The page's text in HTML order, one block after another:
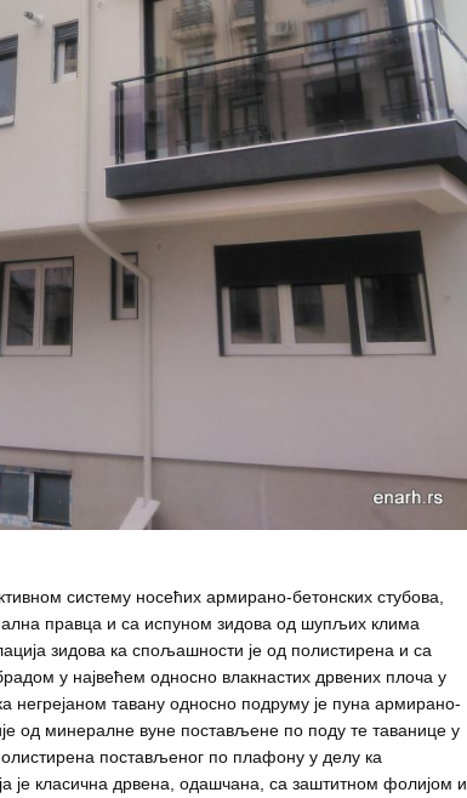
систему носећих армирано-бетонских стубова,
правца и са испуном зидова од шупљих клима
зидова ка спољашности је од полистирена и са
у највећем односно влакнастих дрвених плоча у
негрејаном тавану односно подруму је пуна армирано-
од минералне вуне постављене по поду те таванице у
постављеног по плафону у делу ка
је класична дрвена, одашчана, са заштитном фолијом и